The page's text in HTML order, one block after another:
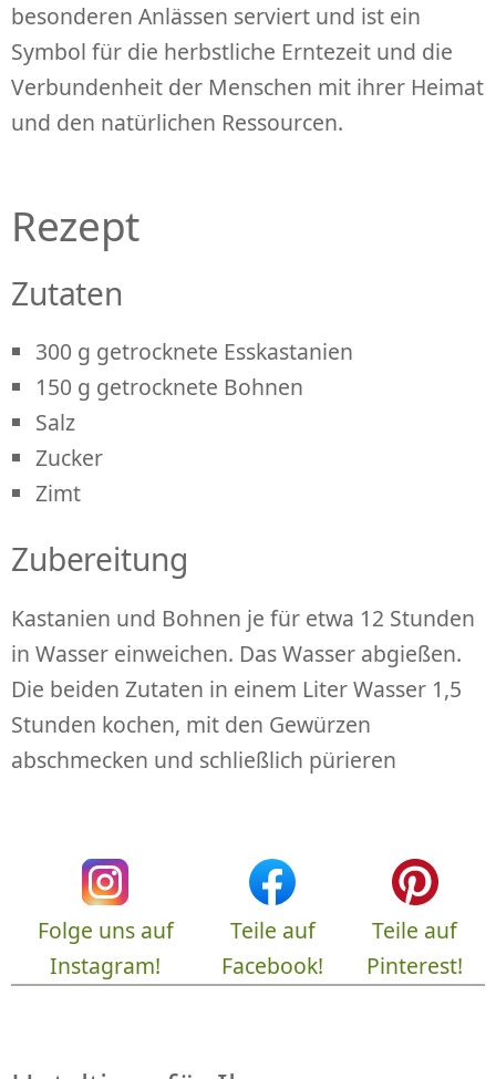
besonderen Anlässen serviert und ist ein
Symbol für die herbstliche Erntezeit und die
Verbundenheit der Menschen mit ihrer Heimat
und den natürlichen Ressourcen.
Rezept
Zutaten
300 g getrocknete Esskastanien
150 g getrocknete Bohnen
Salz
Zucker
Zimt
Zubereitung
Kastanien und Bohnen je für etwa 12 Stunden
in Wasser einweichen. Das Wasser abgießen.
Die beiden Zutaten in einem Liter Wasser 1,5
Stunden kochen, mit den Gewürzen
abschmecken und schließlich pürieren
Folge uns auf
Instagram!
Teile auf
Facebook!
Teile auf
Pinterest!